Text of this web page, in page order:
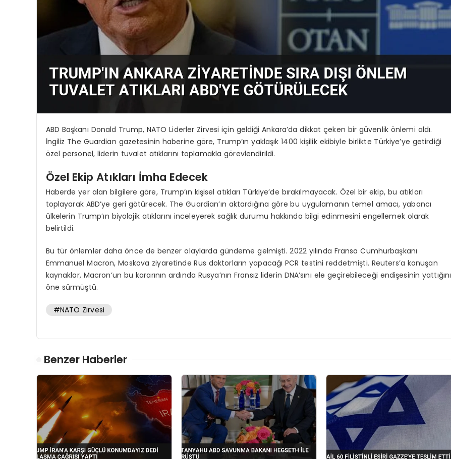
ABD Başkanı Donald Trump, NATO Liderler Zirvesi için geldiği Ankara’da dikkat çeken bir güvenlik önlemi aldı.
İngiliz The Guardian gazetesinin haberine göre, Trump’ın yaklaşık 1400 kişilik ekibiyle birlikte Türkiye’ye getirdiği
özel personel, liderin tuvalet atıklarını toplamakla görevlendirildi.
Özel Ekip Atıkları İmha Edecek
Haberde yer alan bilgilere göre, Trump’ın kişisel atıkları Türkiye’de bırakılmayacak. Özel bir ekip, bu atıkları
toplayarak ABD’ye geri götürecek. The Guardian’ın aktardığına göre bu uygulamanın temel amacı, yabancı
ülkelerin Trump’ın biyolojik atıklarını inceleyerek sağlık durumu hakkında bilgi edinmesini engellemek olarak
belirtildi.
Bu tür önlemler daha önce de benzer olaylarda gündeme gelmişti. 2022 yılında Fransa Cumhurbaşkanı
Emmanuel Macron, Moskova ziyaretinde Rus doktorların yapacağı PCR testini reddetmişti. Reuters’a konuşan
kaynaklar, Macron’un bu kararının ardında Rusya’nın Fransız liderin DNA’sını ele geçirebileceği endişesinin yattığını
öne sürmüştü.
#NATO Zirvesi
Benzer Haberler